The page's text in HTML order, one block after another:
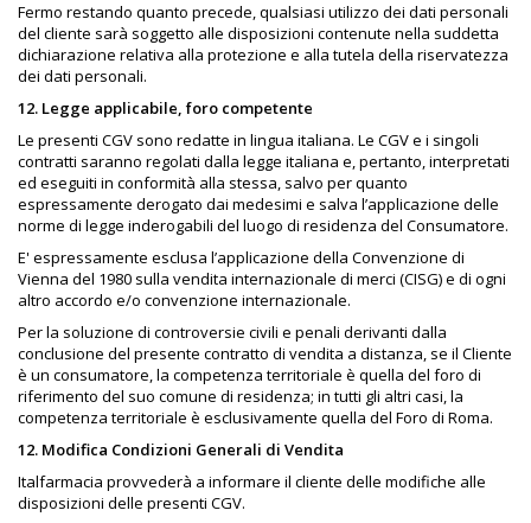
Fermo restando quanto precede, qualsiasi utilizzo dei dati personali
del cliente sarà soggetto alle disposizioni contenute nella suddetta
dichiarazione relativa alla protezione e alla tutela della riservatezza
dei dati personali.
12. Legge applicabile, foro competente
Le presenti CGV sono redatte in lingua italiana. Le CGV e i singoli
contratti saranno regolati dalla legge italiana e, pertanto, interpretati
ed eseguiti in conformità alla stessa, salvo per quanto
espressamente derogato dai medesimi e salva l’applicazione delle
norme di legge inderogabili del luogo di residenza del Consumatore.
E' espressamente esclusa l’applicazione della Convenzione di
Vienna del 1980 sulla vendita internazionale di merci (CISG) e di ogni
altro accordo e/o convenzione internazionale.
Per la soluzione di controversie civili e penali derivanti dalla
conclusione del presente contratto di vendita a distanza, se il Cliente
è un consumatore, la competenza territoriale è quella del foro di
riferimento del suo comune di residenza; in tutti gli altri casi, la
competenza territoriale è esclusivamente quella del Foro di Roma.
12. Modifica Condizioni Generali di Vendita
Italfarmacia provvederà a informare il cliente delle modifiche alle
disposizioni delle presenti CGV.